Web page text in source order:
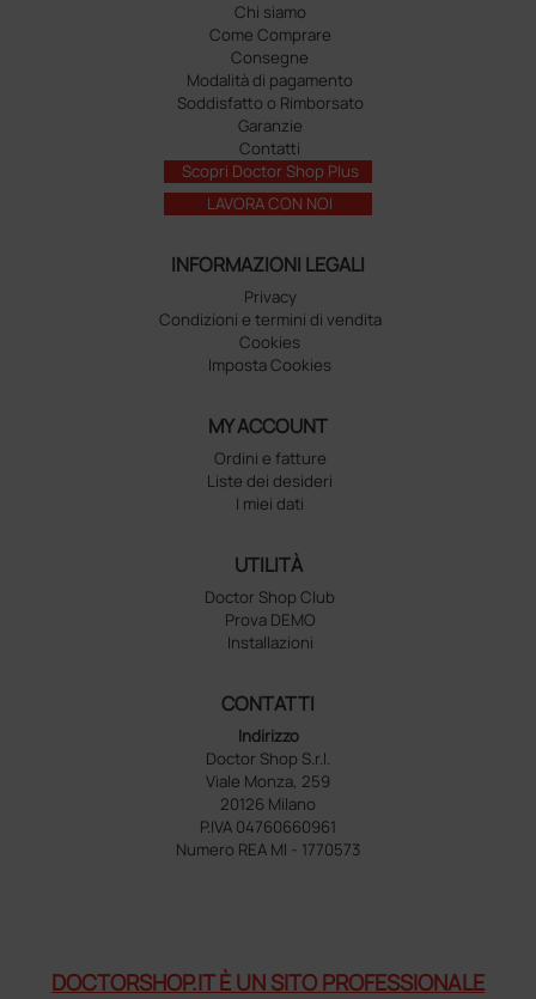
Chi siamo
Come Comprare
Consegne
Modalità di pagamento
Soddisfatto o Rimborsato
Garanzie
Contatti
Scopri Doctor Shop Plus
LAVORA CON NOI
INFORMAZIONI LEGALI
Privacy
Condizioni e termini di vendita
Cookies
Imposta Cookies
MY ACCOUNT
Ordini e fatture
Liste dei desideri
I miei dati
UTILITÀ
Doctor Shop Club
Prova DEMO
Installazioni
CONTATTI
Indirizzo
Doctor Shop S.r.l.
Viale Monza, 259
20126 Milano
P.IVA 04760660961
Numero REA MI - 1770573
DOCTORSHOP.IT È UN SITO PROFESSIONALE